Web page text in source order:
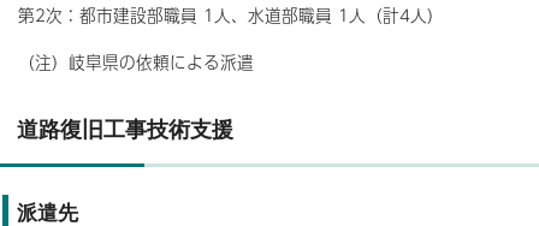
第2次：都市建設部職員 1人、水道部職員 1人（計4人）
（注）岐阜県の依頼による派遣
道路復旧工事技術支援
派遣先